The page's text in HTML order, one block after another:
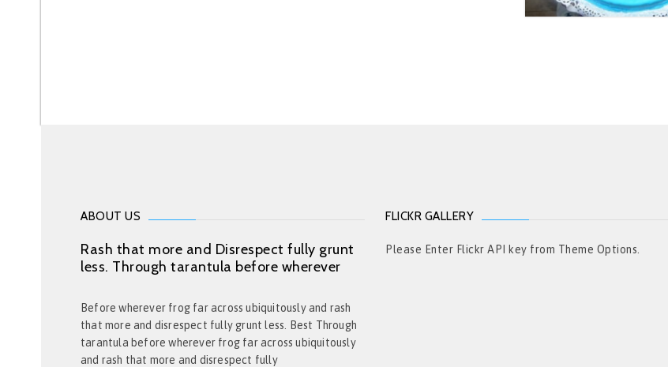
ABOUT US
Rash that more and Disrespect fully grunt
less. Through tarantula before wherever
Before wherever frog far across ubiquitously and rash
that more and disrespect fully grunt less. Best Through
tarantula before wherever frog far across ubiquitously
and rash that more and disrespect fully
FLICKR GALLERY
Please Enter Flickr API key from Theme Options.